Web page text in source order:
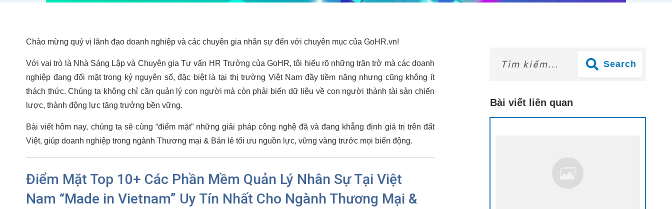
Chào mừng quý vị lãnh đạo doanh nghiệp và các chuyên gia nhân sự đến với chuyên mục của GoHR.vn!
Với vai trò là Nhà Sáng Lập và Chuyên gia Tư vấn HR Trưởng của GoHR, tôi hiểu rõ những trăn trở mà các doanh
nghiệp đang đối mặt trong kỷ nguyên số, đặc biệt là tại thị trường Việt Nam đầy tiềm năng nhưng cũng không ít
thách thức. Chúng ta không chỉ cần quản lý con người mà còn phải biến dữ liệu về con người thành tài sản chiến
lược, thành động lực tăng trưởng bền vững.
Bài viết hôm nay, chúng ta sẽ cùng “điểm mặt” những giải pháp công nghệ đã và đang khẳng định giá trị trên đất
Việt, giúp doanh nghiệp trong ngành Thương mại & Bán lẻ tối ưu nguồn lực, vững vàng trước mọi biến động.
Điểm Mặt Top 10+ Các Phần Mềm Quản Lý Nhân Sự Tại Việt
Nam “Made in Vietnam” Uy Tín Nhất Cho Ngành Thương Mại &
Search
Bài viết liên quan